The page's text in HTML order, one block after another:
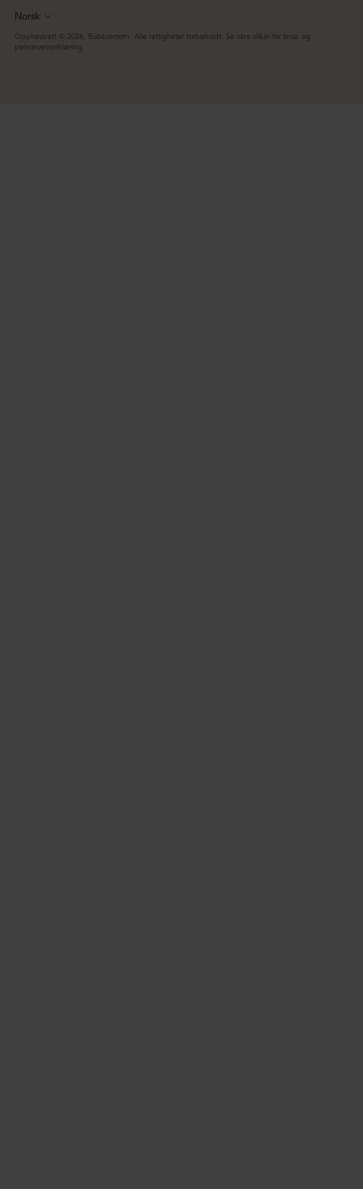
Språk
Norsk
Opphavsrett © 2026, Bubbleroom. Alle rettigheter forbeholdt. Se våre vilkår for bruk og
personvernerklæring.